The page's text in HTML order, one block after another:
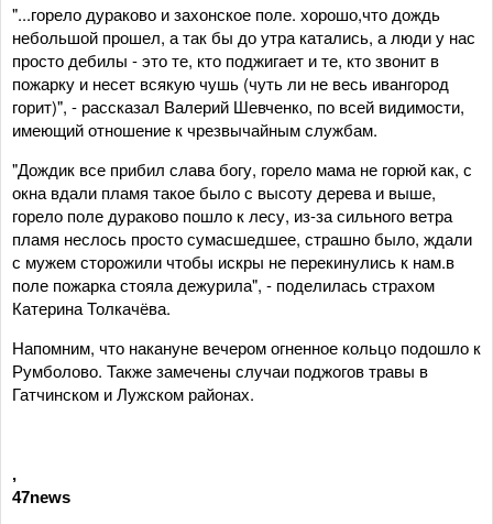
"...горело дураково и захонское поле. хорошо,что дождь
небольшой прошел, а так бы до утра катались, а люди у нас
просто дебилы - это те, кто поджигает и те, кто звонит в
пожарку и несет всякую чушь (чуть ли не весь ивангород
горит)", - рассказал Валерий Шевченко, по всей видимости,
имеющий отношение к чрезвычайным службам.
"Дождик все прибил слава богу, горело мама не горюй как, с
окна вдали пламя такое было с высоту дерева и выше,
горело поле дураково пошло к лесу, из-за сильного ветра
пламя неслось просто сумасшедшее, страшно было, ждали
с мужем сторожили чтобы искры не перекинулись к нам.в
поле пожарка стояла дежурила", - поделилась страхом
Катерина Толкачёва.
Напомним, что накануне вечером огненное кольцо подошло к
Румболово. Также замечены случаи поджогов травы в
Гатчинском и Лужском районах.
,
47news